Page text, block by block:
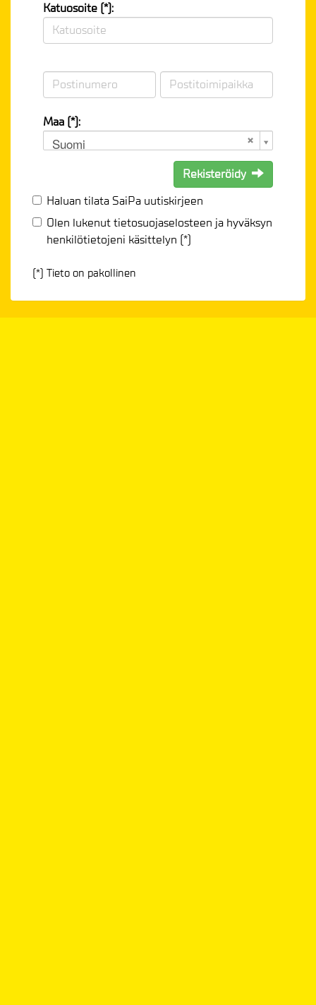
Katuosoite (*):
Maa (*):
Suomi
Rekisteröidy
Haluan tilata SaiPa uutiskirjeen
Olen lukenuttietosuojaselosteen ja hyväksyn
henkilötietojeni käsittelyn (*)
(*) Tieto on pakollinen